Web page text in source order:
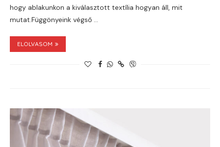
hogy ablakunkon a kiválasztott textília hogyan áll, mit
mutat.Függönyeink végső …
ELOLVASOM